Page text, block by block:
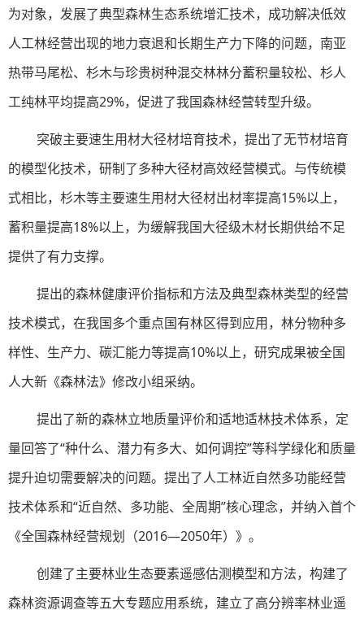
为对象，发展了典型森林生态系统增汇技术，成功解决低效
人工林经营出现的地力衰退和长期生产力下降的问题，南亚
热带马尾松、杉木与珍贵树种混交林林分蓄积量较松、杉人
工纯林平均提高29%，促进了我国森林经营转型升级。
突破主要速生用材大径材培育技术，提出了无节材培育
的模型化技术，研制了多种大径材高效经营模式。与传统模
式相比，杉木等主要速生用材大径材出材率提高15%以上，
蓄积量提高18%以上，为缓解我国大径级木材长期供给不足
提供了有力支撑。
提出的森林健康评价指标和方法及典型森林类型的经营
技术模式，在我国多个重点国有林区得到应用，林分物种多
样性、生产力、碳汇能力等提高10%以上，研究成果被全国
人大新《森林法》修改小组采纳。
提出了新的森林立地质量评价和适地适林技术体系，定
量回答了“种什么、潜力有多大、如何调控”等科学绿化和质量
提升迫切需要解决的问题。提出了人工林近自然多功能经营
技术体系和“近自然、多功能、全周期”核心理念，并纳入首个
《全国森林经营规划（2016—2050年）》。
创建了主要林业生态要素遥感估测模型和方法，构建了
森林资源调查等五大专题应用系统，建立了高分辨率林业遥